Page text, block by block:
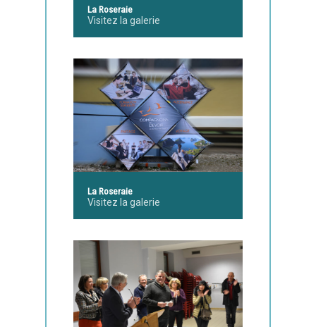
La Roseraie
Visitez la galerie
La Roseraie
Visitez la galerie